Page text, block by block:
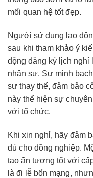
mối quan hệ tốt đẹp.
Người sử dụng lao
sau khi tham khảo ý
động đăng ký lịch
nhân sự. Sự minh
sự thay thế, đảm bảo
này thể hiện sự
với tổ chức.
Khi xin nghỉ, hãy đảm
đủ cho đồng nghiệp.
tạo ấn tượng tốt với
là đi lễ bổn mạng,